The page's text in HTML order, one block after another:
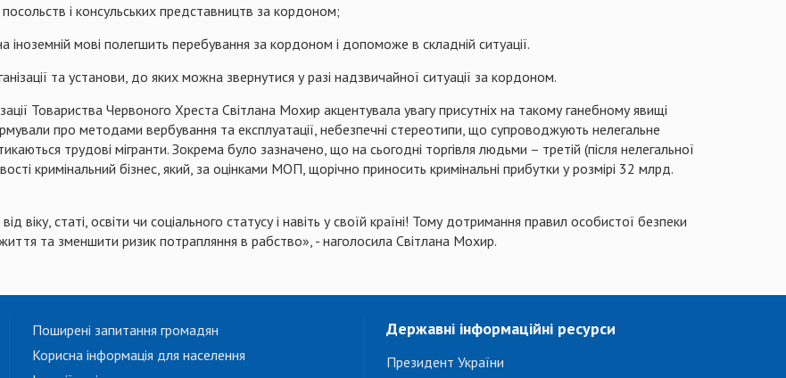
і консульських представництв за кордоном;
мові полегшить перебування за кордоном і допоможе в складній ситуації.
та установи, до яких можна звернутися уразі надзвичайної ситуації за кордоном.
Товариства Червоного Хреста Світлана Мохир акцентувала увагу присутніх на такому ганебному явищі
про методами вербування та експлуатації, небезпечні стереотипи, що супроводжують нелегальне
трудові мігранти. Зокрема було зазначено, що на сьогодні торгівля людьми – третій (після нелегальної
кримінальний бізнес, який, за оцінками МОП, щорічно приносить кримінальні прибутки у розмірі 32 млрд.
статі, освіти чи соціального статусу і навіть у своїй країні! Тому дотримання правил особистої безпеки
та зменшити ризик потрапляння в рабство», - наголосила Світлана Мохир.
Поширені запитання громадян
Корисна інформація для населення
Державні інформаційні ресурси
Президент України